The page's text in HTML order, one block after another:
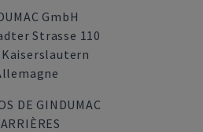
GmbH
Strasse 110
Kaiserslautern
DE GINDUMAC